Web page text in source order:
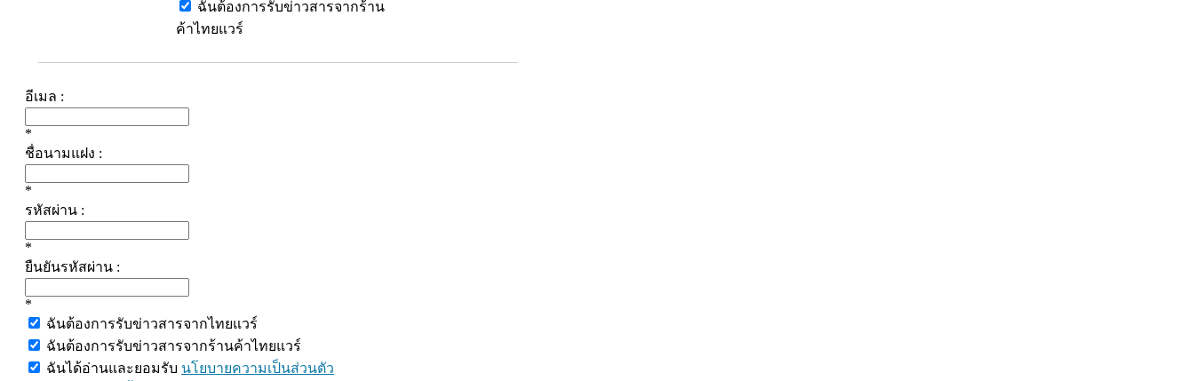
ฉันต้องการรับข่าวสารจากร้าน
ค้าไทยแวร์
อีเมล :
*
ชื่อนามแฝง :
*
รหัสผ่าน :
*
ยืนยันรหัสผ่าน :
*
ฉันต้องการรับข่าวสารจากไทยแวร์
ฉันต้องการรับข่าวสารจากร้านค้าไทยแวร์
ฉันได้อ่านและยอมรับ นโยบายความเป็นส่วนตัว